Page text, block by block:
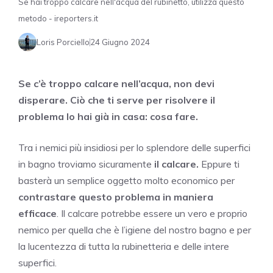
metodo - ireporters.it
Loris Porciello24 Giugno 2024
Se c’è troppo calcare nell’acqua, non devi
disperare. Ciò che ti serve per risolvere il
problema lo hai già in casa: cosa fare.
Tra i nemici più insidiosi per lo splendore delle superfici
in bagno troviamo sicuramente il calcare. Eppure ti
basterà un semplice oggetto molto economico per
contrastare questo problema in maniera
efficace. Il calcare potrebbe essere un vero e proprio
nemico per quella che è l’igiene del nostro bagno e per
la lucentezza di tutta la rubinetteria e delle intere
superfici.